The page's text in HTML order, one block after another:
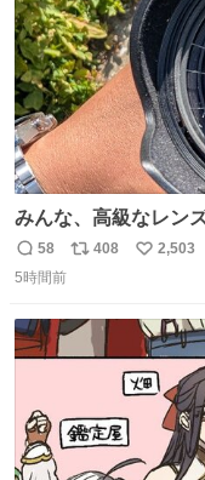
みんな、高級なレン
保護フィルターをち
返
信
58
リ
ト
数
408
い
数
2,503
5時間前